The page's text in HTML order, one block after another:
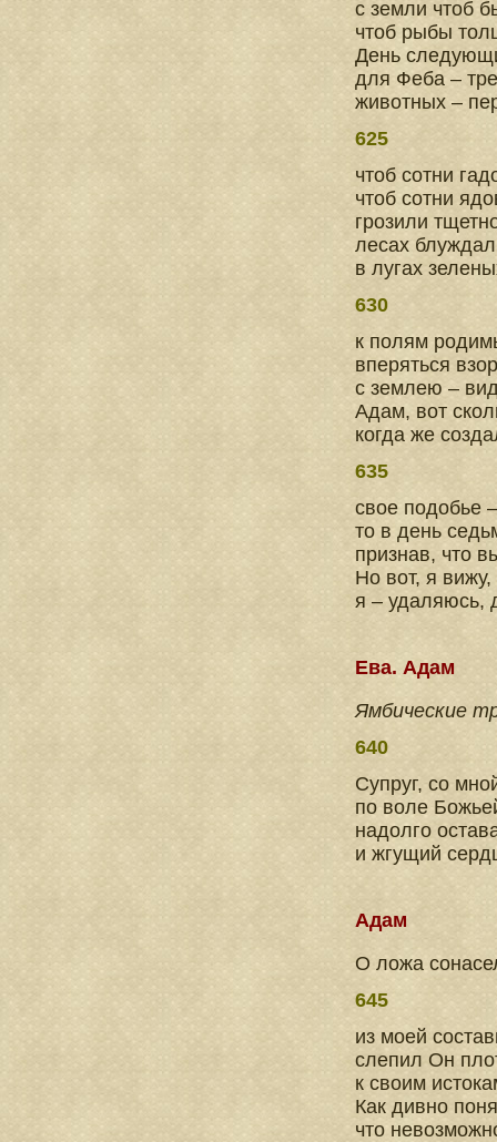
с земли чтоб
чтоб рыбы
День
для Феба –
животных –
625
чтоб сотни
чтоб сотни
грозили
лесах
в лугах
630
к полям
вперяться
с землею –
Адам, вот
когда же
635
свое подобье
то в день
признав, что
Но вот, я
я – удаляюсь,
Ева. Адам
Ямбические
640
Супруг, со
по воле
надолго
и жгущий
Адам
О ложа
645
из моей
слепил Он
к своим
Как дивно
что